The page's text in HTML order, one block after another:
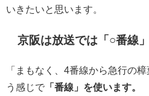
いきたいと思います。
京阪は放送では「○番線
「まもなく、4番線から急行の
う感じで 「番線」を使います。